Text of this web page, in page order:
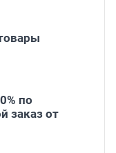
по
заказ от